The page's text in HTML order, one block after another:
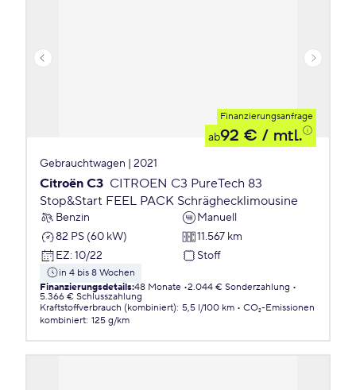
Finanzierungsanfrage
ab92 € / mtl.
Gebrauchtwagen | 2021
Citroën C3 CITROEN C3 PureTech 83
Stop&Start FEEL PACK Schräghecklimousine
Benzin
Manuell
82 PS (60 kW)
11.567 km
EZ: 10/22 Stoff
in 4 bis 8 Wochen
Finanzierungsdetails:48 Monate 2.044 € Sonderzahlung
5.366 € Schlusszahlung
Kraftstoffverbrauch (kombiniert): 5,5 l/100 km
CO₂-Emissionen
kombiniert: 125 g/km